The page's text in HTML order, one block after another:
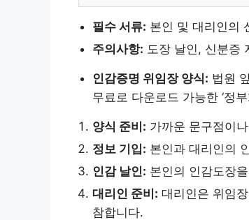
필수 서류: 본인 및 대리인의
주의사항: 도장 날인, 신분증
인감증명 위임장 양식: 법원
무료로 다운로드 가능한 ‘정
양식 준비: 가까운 문구점이
정보 기입: 본인과 대리인의
인감 날인: 본인의 인감도장
대리인 준비: 대리인은 위임
참합니다.